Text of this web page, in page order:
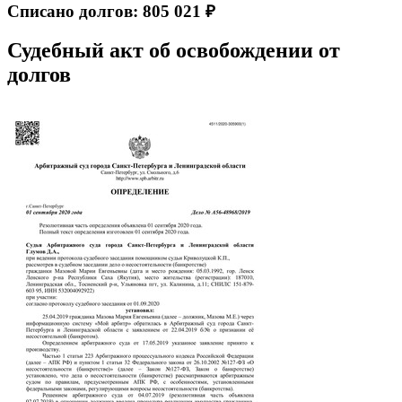
Списано долгов: 805 021 ₽
Судебный акт об освобождении от
долгов